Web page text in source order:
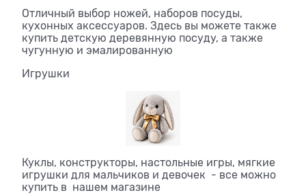
Отличный выбор ножей, наборов посуды,
кухонных аксессуаров. Здесь вы можете также
купить детскую деревянную посуду, а также
чугунную и эмалированную
Игрушки
Куклы, конструкторы, настольные игры, мягкие
игрушки для мальчиков и девочек - все можно
купить в нашем магазине